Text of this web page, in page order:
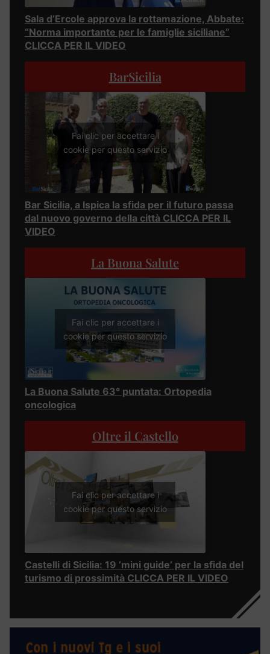
Sala d’Ercole approva la rottamazione, Abbate:
“Norma importante per le famiglie siciliane”
CLICCA PER IL VIDEO
BarSicilia
Fai clic per accettare i
cookie per questo servizio
Bar Sicilia, a Ispica la sfida per il futuro passa
dal nuovo governo della città CLICCA PER IL
VIDEO
La Buona Salute
Fai clic per accettare i
cookie per questo servizio
La Buona Salute 63° puntata: Ortopedia
oncologica
Oltre il Castello
Fai clic per accettare i
cookie per questo servizio
Castelli di Sicilia: 19 ‘mini guide’ per la sfida del
turismo di prossimità CLICCA PER IL VIDEO